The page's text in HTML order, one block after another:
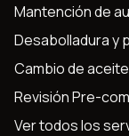
Mantención de
Desabolladura y
Cambio de aceite
Revisión Pre-
Ver todos los